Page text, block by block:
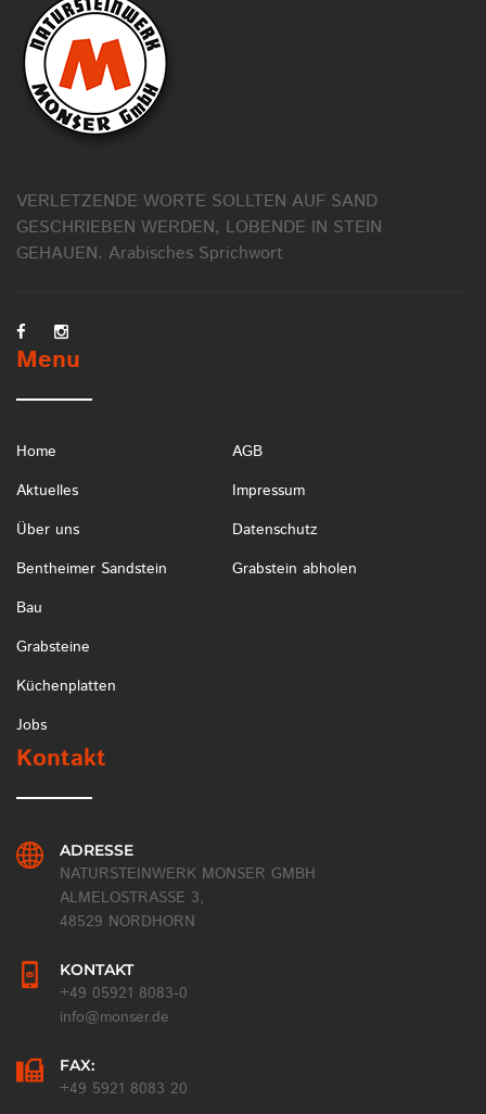
VERLETZENDE WORTE SOLLTEN AUF SAND
GESCHRIEBEN WERDEN, LOBENDE IN STEIN
GEHAUEN. Arabisches Sprichwort
Menu
Home
Aktuelles
Über uns
Bentheimer Sandstein
Bau
Grabsteine
Küchenplatten
Jobs
AGB
Impressum
Datenschutz
Grabstein abholen
Kontakt
ADRESSE
NATURSTEINWERK MONSER GMBH
ALMELOSTRASSE 3,
48529 NORDHORN
KONTAKT
+49 05921 8083-0
info@monser.de
FAX:
+49 5921 8083 20